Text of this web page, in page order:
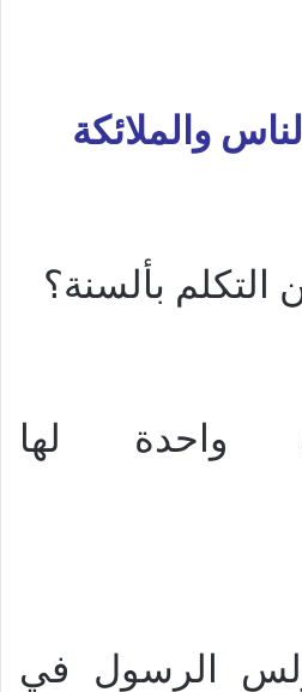
والملائكة
بألسنة؟
واحدة لها
الرسول في